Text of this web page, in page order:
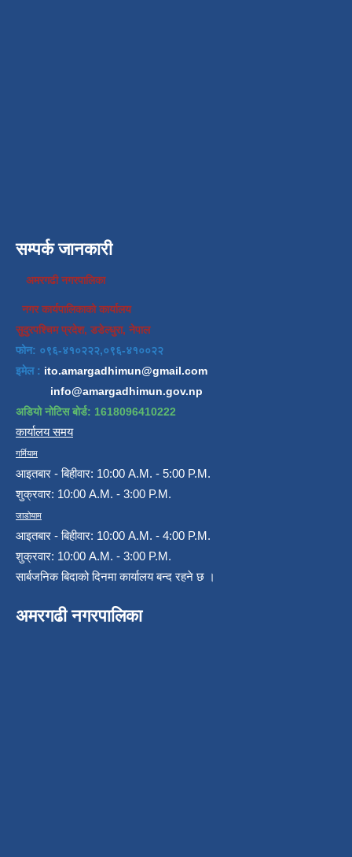
सम्पर्क जानकारी
अमरगढी नगरपालिका
नगर कार्यपालिकाको कार्यालय
सुदुरपश्चिम प्रदेश, डडेल्धुरा, नेपाल
फोन: ०९६-४१०२२२,०९६-४१००२२
इमेल : ito.amargadhimun@gmail.com
info@amargadhimun.gov.np
अडियो नोटिस बोर्ड: 1618096410222
कार्यालय समय
गर्मियाम
आइतबार - बिहीवार: 10:00 A.M. - 5:00 P.M.
शुक्रवार: 10:00 A.M. - 3:00 P.M.
जाडोयाम
आइतबार - बिहीवार: 10:00 A.M. - 4:00 P.M.
शुक्रवार: 10:00 A.M. - 3:00 P.M.
सार्बजनिक बिदाको दिनमा कार्यालय बन्द रहने छ ।
अमरगढी नगरपालिका